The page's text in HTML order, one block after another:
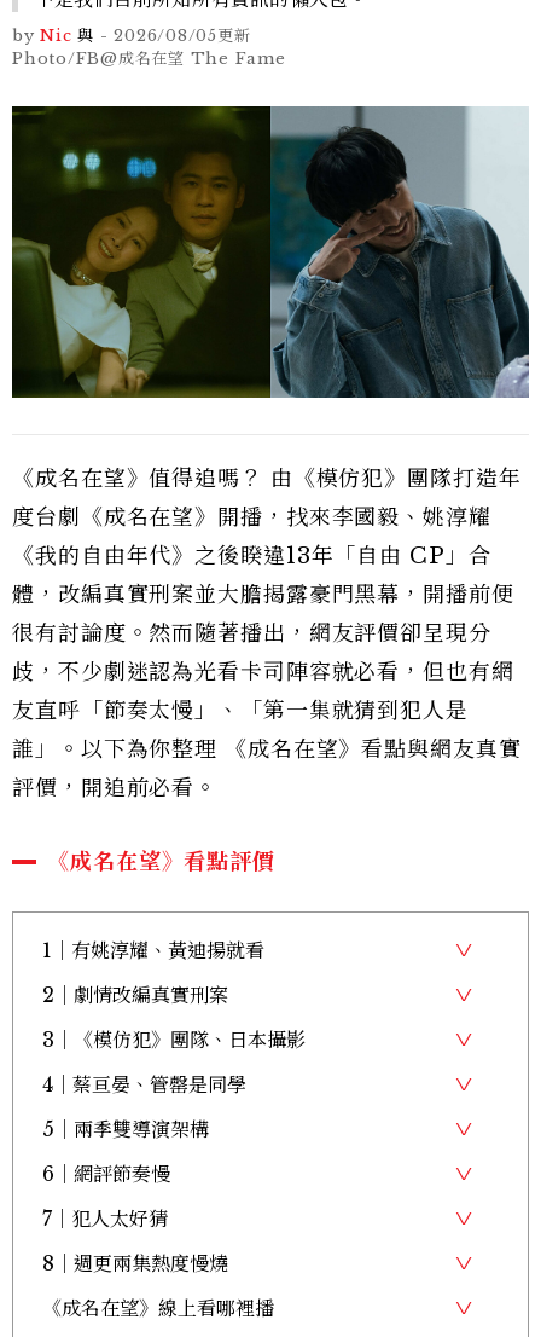
by Nic 與 -2026/08/05更新
Photo/FB@成名在望 The Fame
《成名在望》值得追嗎？ 由《模仿犯》團隊打造年
度台劇《成名在望》開播，找來李國毅、姚淳耀
《我的自由年代》之後睽違13年「自由 CP」合
體，改編真實刑案並大膽揭露豪門黑幕，開播前便
很有討論度。然而隨著播出，網友評價卻呈現分
歧，不少劇迷認為光看卡司陣容就必看，但也有網
友直呼「節奏太慢」、「第一集就猜到犯人是
誰」。以下為你整理 《成名在望》看點與網友真實
評價，開追前必看。
《成名在望》看點評價
1｜有姚淳耀、黃迪揚就看
2｜劇情改編真實刑案
3｜《模仿犯》團隊、日本攝影
4｜蔡亘晏、管罄是同學
5｜兩季雙導演架構
6｜網評節奏慢
7｜犯人太好猜
8｜週更兩集熱度慢燒
《成名在望》線上看哪裡播